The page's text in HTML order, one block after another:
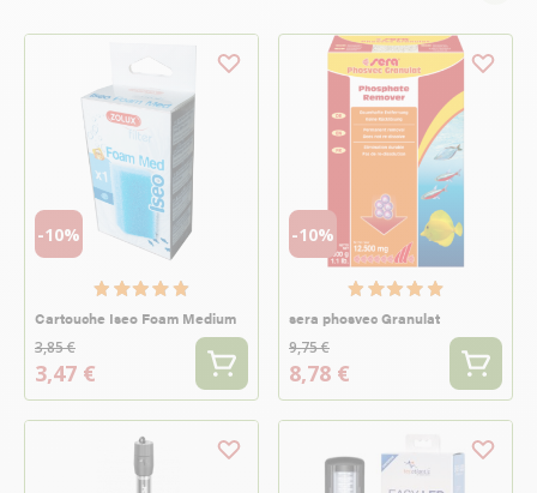
-10%
Cartouche Iseo Foam Medium
3,85 €
3,47 €
-10%
sera phosvec Granulat
9,75 €
8,78 €